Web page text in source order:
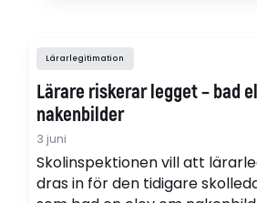
Lärarlegitimation
Lärare riskerar legget – bad
nakenbilder
3 juni
Skolinspektionen vill att
dras in för den tidigare